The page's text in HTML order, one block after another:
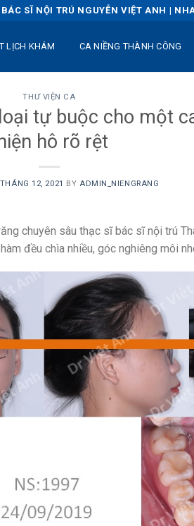
SĨ NỘI TRÚ NGUYỄN VIỆT ANH |
LỊCH KHÁM CA NIỀNG THÀNH CÔNG
THƯ VIỆN CA
tự buộc cho một
hô rõ rệt
12, 2021 BY ADMIN_NIENGRANG
chuyên sâu thạc sĩ bác sĩ nội trú
đều chìa nhiều, góc nghiêng môi